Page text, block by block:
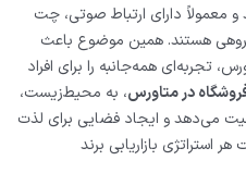
معمولاً دارای ارتباط صوتی، چت
هستند. همین موضوع باعث
تجربه‌ای همه‌جانبه را برای افراد
فروشگاه در متاورس، به محیط‌زیست،
می‌دهد و ایجاد فضایی برای لذت
استراتژی بازاریابی برند